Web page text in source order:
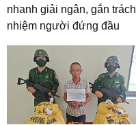
nhanh giải ngân, gắn trách
nhiệm người đứng đầu